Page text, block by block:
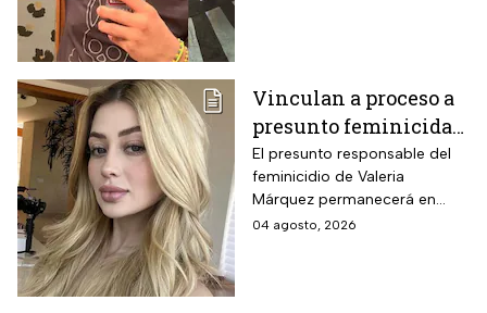
Vinculan a proceso a
presunto feminicida
de Valeria Márquez;
permanecerá un año
en prisión preventiva
El presunto responsable del
feminicidio de Valeria
Márquez permanecerá en
prisión preventiva mientras las
04 agosto, 2026